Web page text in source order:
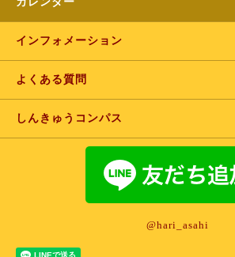
インフォメーション
よくある質問
しんきゅうコンパス
@hari_asahi